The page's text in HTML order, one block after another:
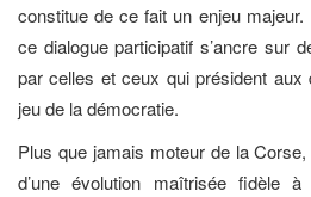
constitue de ce fait un enjeu
ce dialogue participatif s’ancre sur
par celles et ceux qui président
jeu de la démocratie.
Plus que jamais moteur de la
d’une évolution maîtrisée fidèle